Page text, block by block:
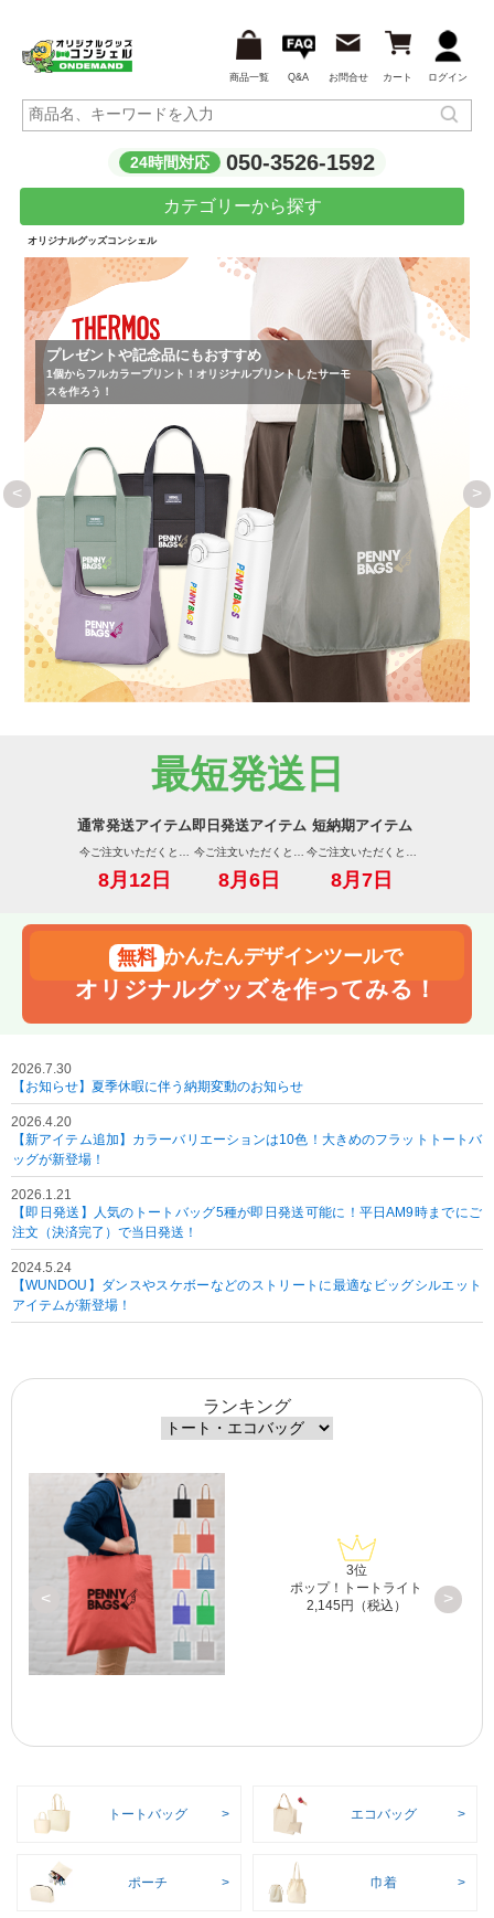
商品一覧 Q&A お問合せ カート ログイン
24時間対応 050-3526-1592
カテゴリーから探す
オリジナルグッズコンシェル
<
プレゼントや記念品にもおすすめ
1個からフルカラープリント！オリジナルプリントしたサーモ
スを作ろう！
>
最短発送日
通常発送アイテム
今ご注文いただくと…
8月12日
即日発送アイテム
今ご注文いただくと…
8月6日
短納期アイテム
今ご注文いただくと…
8月7日
かんたんデザインツールで
オリジナルグッズを作ってみる！
2026.7.30
【お知らせ】夏季休暇に伴う納期変動のお知らせ
2026.4.20
【新アイテム追加】カラーバリエーションは10色！大きめのフラットトートバ
ッグが新登場！
2026.1.21
【即日発送】人気のトートバッグ5種が即日発送可能に！平日AM9時までにご
注文（決済完了）で当日発送！
2024.5.24
【WUNDOU】ダンスやスケボーなどのストリートに最適なビッグシルエット
アイテムが新登場！
ランキング
<
3位
ポップ！トートライト
2,145円（税込）
>
トートバッグ エコバッグ
ポーチ 巾着